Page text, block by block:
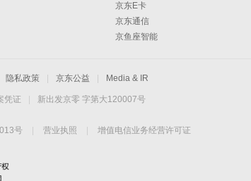
京东E卡
京东通信
京鱼座智能
隐私政策 京东公益 Media & IR
凭证
新出发京零 字第大120007号
号 营业执照
增值电信业务经营许可证